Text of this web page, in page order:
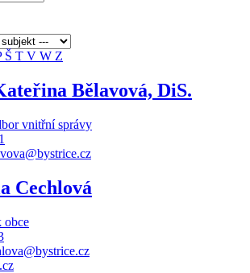
Š T V W Z
Bělavová, DiS.
vnitřní správy
Cechlová
obce